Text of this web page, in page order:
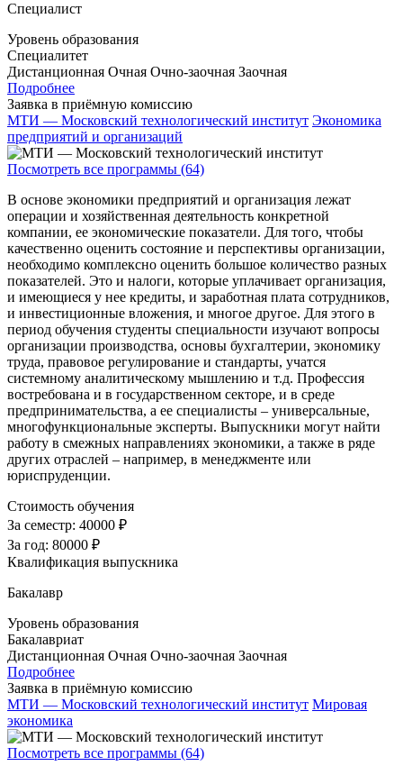
Специалист
Уровень образования
Специалитет
Дистанционная Очная Очно-заочная Заочная
Подробнее
Заявка в приёмную комиссию
МТИ — Московский технологический институт Экономика
предприятий и организаций
Посмотреть все программы (64)
В основе экономики предприятий и организация лежат
операции и хозяйственная деятельность конкретной
компании, ее экономические показатели. Для того, чтобы
качественно оценить состояние и перспективы организации,
необходимо комплексно оценить большое количество разных
показателей. Это и налоги, которые уплачивает организация,
и имеющиеся у нее кредиты, и заработная плата сотрудников,
и инвестиционные вложения, и многое другое. Для этого в
период обучения студенты специальности изучают вопросы
организации производства, основы бухгалтерии, экономику
труда, правовое регулирование и стандарты, учатся
системному аналитическому мышлению и т.д. Профессия
востребована и в государственном секторе, и в среде
предпринимательства, а ее специалисты – универсальные,
многофункциональные эксперты. Выпускники могут найти
работу в смежных направлениях экономики, а также в ряде
других отраслей – например, в менеджменте или
юриспруденции.
Стоимость обучения
За семестр: 40000 ₽
За год: 80000 ₽
Квалификация выпускника
Бакалавр
Уровень образования
Бакалавриат
Дистанционная Очная Очно-заочная Заочная
Подробнее
Заявка в приёмную комиссию
МТИ — Московский технологический институт Мировая
экономика
Посмотреть все программы (64)